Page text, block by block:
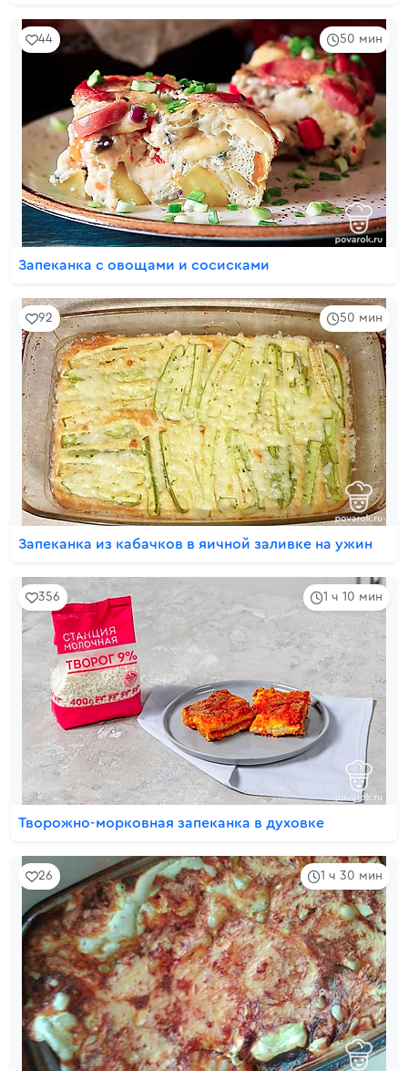
50 мин
44
Запеканка с овощами и сосисками
50 мин
92
Запеканка из кабачков в яичной заливке на ужин
1 ч 10 мин
356
Творожно-морковная запеканка в духовке
1 ч 30 мин
26